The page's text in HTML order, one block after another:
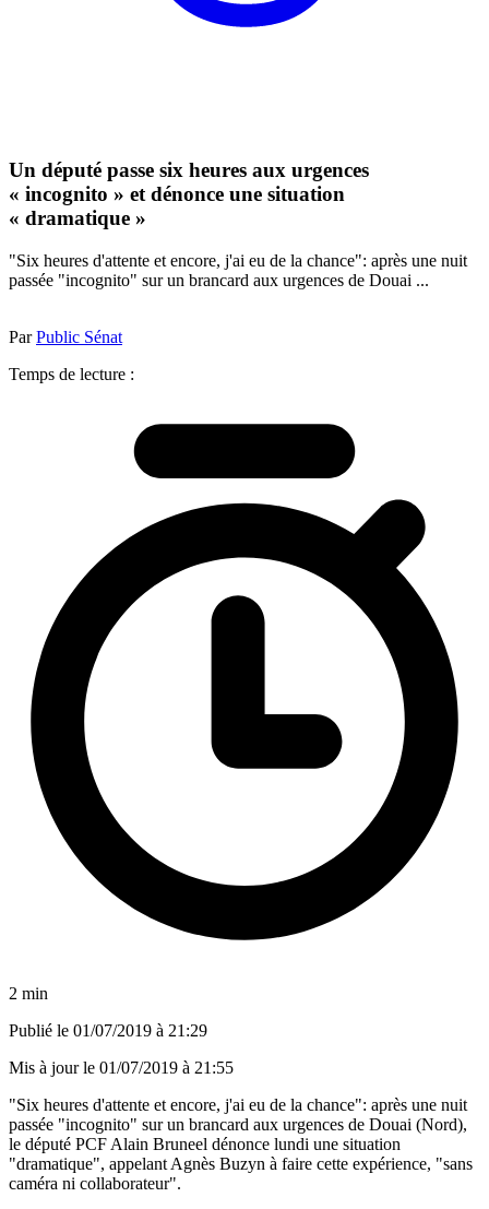
Un député passe six heures aux urgences
« incognito » et dénonce une situation
« dramatique »
"Six heures d'attente et encore, j'ai eu de la chance": après une nuit
passée "incognito" sur un brancard aux urgences de Douai ...
ParPublic Sénat
Temps de lecture :
2 min
Publié le 01/07/2019 à 21:29
Mis à jour le 01/07/2019 à 21:55
"Six heures d'attente et encore, j'ai eu de la chance": après une nuit
passée "incognito" sur un brancard aux urgences de Douai (Nord),
le député PCF Alain Bruneel dénonce lundi une situation
"dramatique", appelant Agnès Buzyn à faire cette expérience, "sans
caméra ni collaborateur".